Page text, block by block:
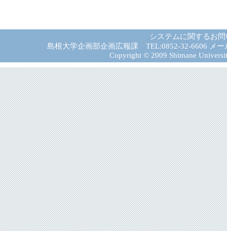
システムに関するお
島根大学企画部企画広報課 TEL:0852-32-6606 メー
Copyright © 2009 Shimane